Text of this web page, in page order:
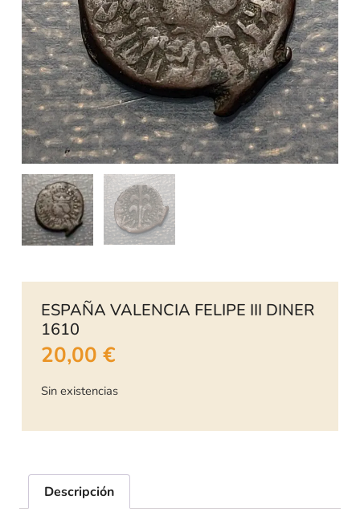
ESPAÑA VALENCIA FELIPE III DINER
1610
20,00 €
Sin existencias
Descripción